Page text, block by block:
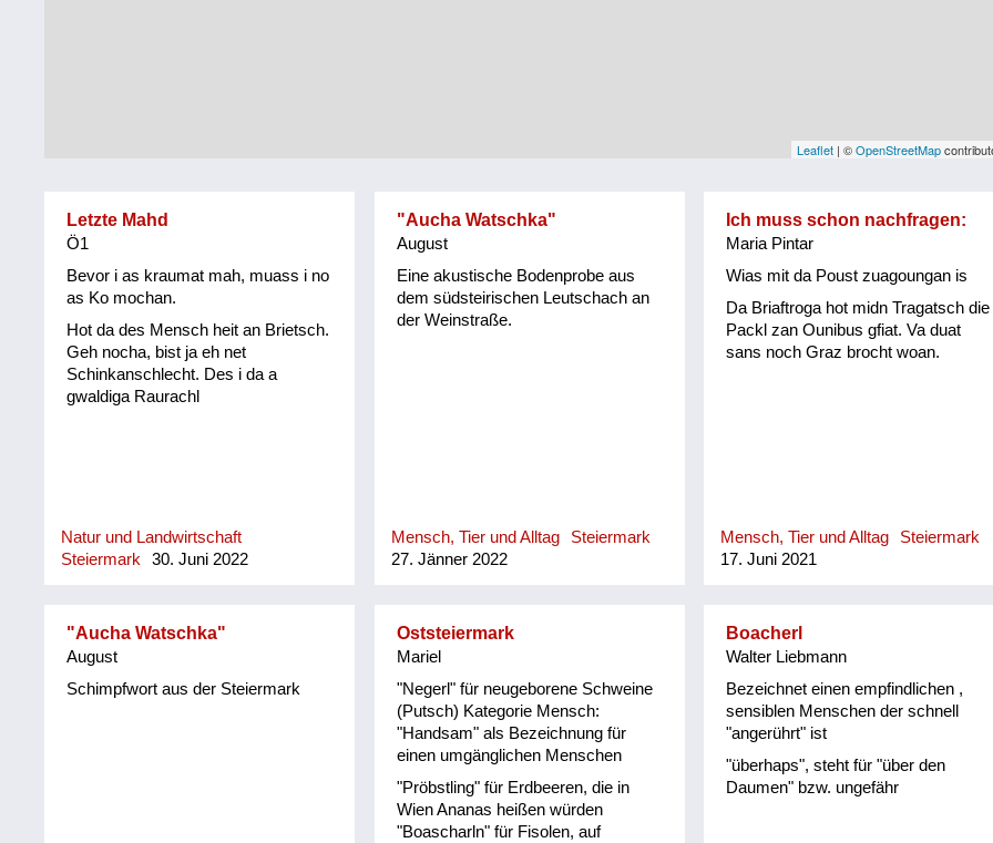
Leaflet | ©OpenStreetMap
Letzte Mahd
Ö1
Bevor i as kraumat mah, muass i no
as Ko mochan.
Hot da des Mensch heit an Brietsch.
Geh nocha, bist ja eh net
Schinkanschlecht. Des i da a
gwaldiga Raurachl
Natur und Landwirtschaft
Steiermark
30. Juni 2022
"Aucha Watschka"
August
Eine akustische Bodenprobe aus
dem südsteirischen Leutschach an
der Weinstraße.
Mensch, Tier und Alltag
Steiermark
27. Jänner 2022
Ich muss schon nachfragen:
Maria Pintar
Wias mit da Poust zuagoungan is
Da Briaftroga hot midn Tragatsch die
Packl zan Ounibus gfiat. Va duat
sans noch Graz brocht woan.
Mensch, Tier und Alltag
Steiermark
17. Juni 2021
"Aucha Watschka"
August
Schimpfwort aus der Steiermark
Oststeiermark
Mariel
"Negerl" für neugeborene Schweine
(Putsch) Kategorie Mensch:
"Handsam" als Bezeichnung für
einen umgänglichen Menschen
"Pröbstling" für Erdbeeren, die in
Wien Ananas heißen würden
"Boascharln" für Fisolen, auf
Boacherl
Walter Liebmann
Bezeichnet einen empfindlichen ,
sensiblen Menschen der schnell
"angerührt" ist
"überhaps", steht für "über den
Daumen" bzw. ungefähr